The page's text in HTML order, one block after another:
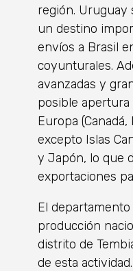
región. Uruguay
un destino
envíos a Brasil
coyunturales.
avanzadas y
posible
Europa
excepto Islas
y Japón, lo que
exportaciones
El departamento
producción
distrito de
de esta